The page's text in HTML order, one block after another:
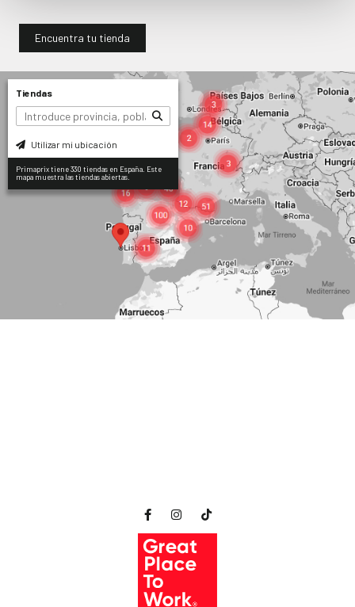
Encuentra tu tienda
Tiendas
Utilizar mi ubicación
Primaprix tiene 330 tiendas en España. Este
mapa muestra las tiendas abiertas.